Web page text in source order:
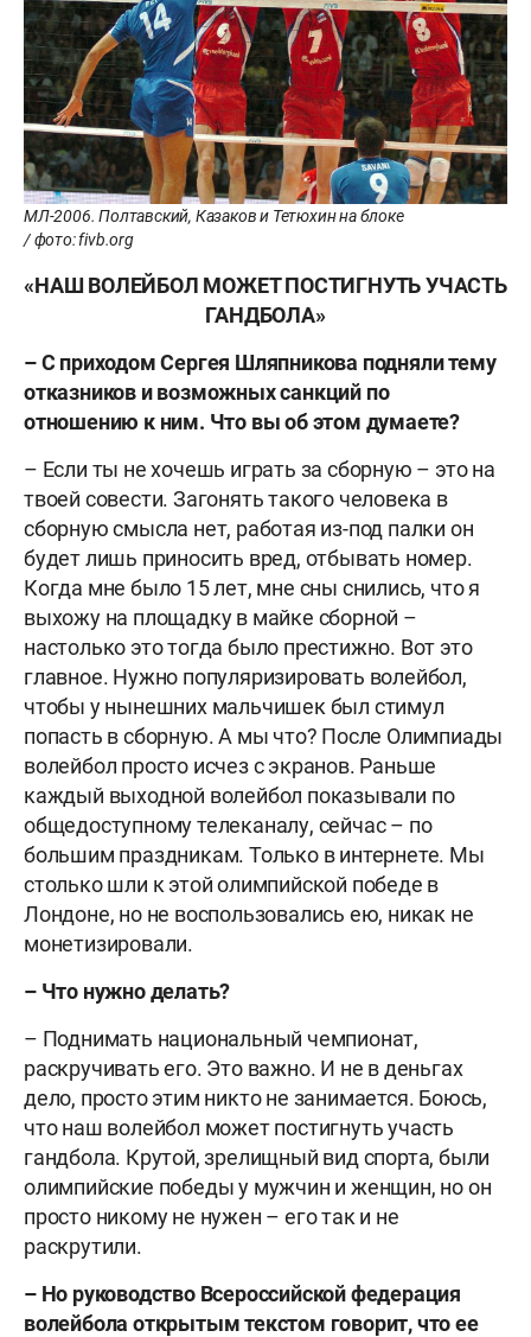
МЛ-2006. Полтавский, Казаков и Тетюхин на блоке
/ фото: fivb.org
«НАШ ВОЛЕЙБОЛ МОЖЕТ ПОСТИГНУТЬ УЧАСТЬ
ГАНДБОЛА»
– С приходом Сергея Шляпникова подняли тему
отказников и возможных санкций по
отношению к ним. Что вы об этом думаете?
– Если ты не хочешь играть за сборную – это на
твоей совести. Загонять такого человека в
сборную смысла нет, работая из-под палки он
будет лишь приносить вред, отбывать номер.
Когда мне было 15 лет, мне сны снились, что я
выхожу на площадку в майке сборной –
настолько это тогда было престижно. Вот это
главное. Нужно популяризировать волейбол,
чтобы у нынешних мальчишек был стимул
попасть в сборную. А мы что? После Олимпиады
волейбол просто исчез с экранов. Раньше
каждый выходной волейбол показывали по
общедоступному телеканалу, сейчас – по
большим праздникам. Только в интернете. Мы
столько шли к этой олимпийской победе в
Лондоне, но не воспользовались ею, никак не
монетизировали.
– Что нужно делать?
– Поднимать национальный чемпионат,
раскручивать его. Это важно. И не в деньгах
дело, просто этим никто не занимается. Боюсь,
что наш волейбол может постигнуть участь
гандбола. Крутой, зрелищный вид спорта, были
олимпийские победы у мужчин и женщин, но он
просто никому не нужен – его так и не
раскрутили.
– Но руководство Всероссийской федерация
волейбола открытым текстом говорит, что ее